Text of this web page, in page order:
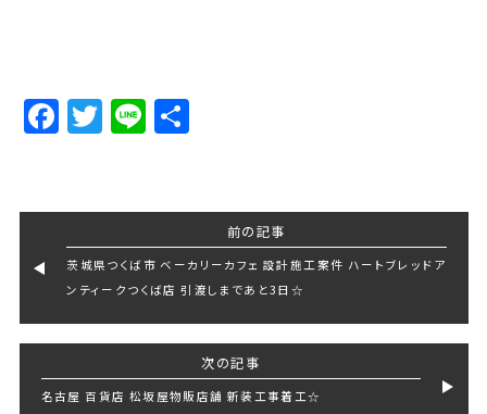
Facebook
Twitter
LineShare
前の記事
茨城県つくば市 ベーカリーカフェ 設計施工案件 ハートブレッドア
ンティークつくば店 引渡しまであと3日☆
次の記事
名古屋 百貨店 松坂屋物販店舗 新装工事着工☆